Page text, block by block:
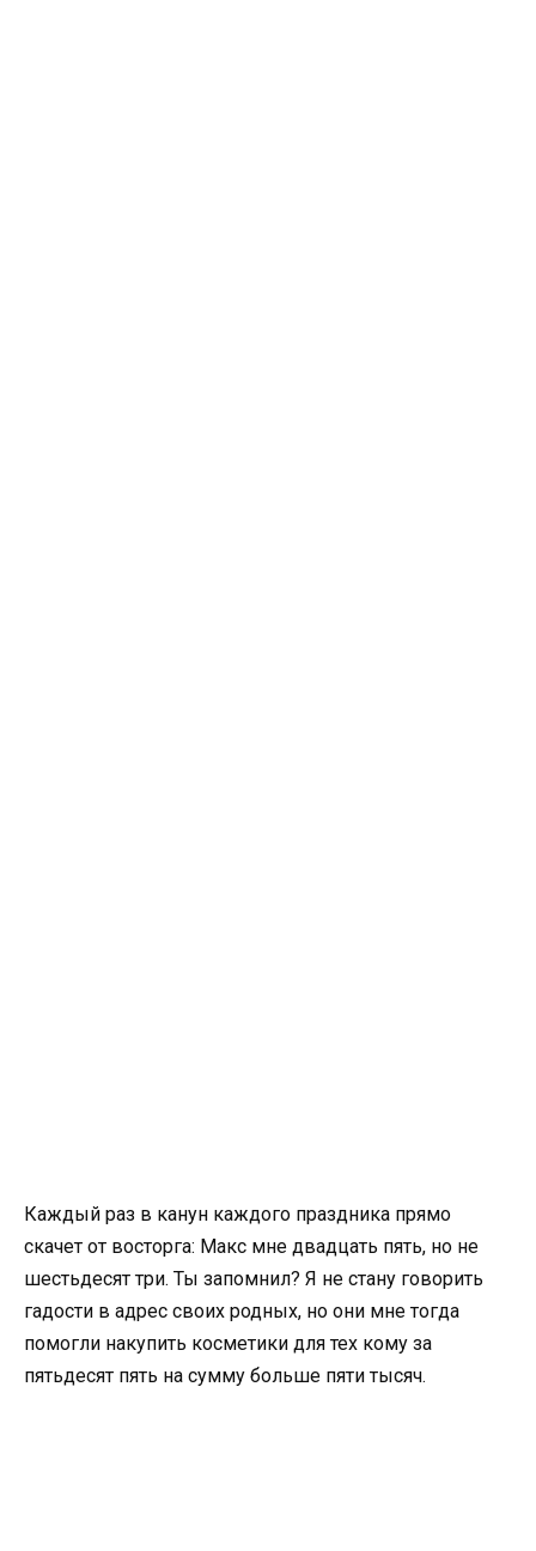
Каждый раз в канун каждого праздника прямо
скачет от восторга: Макс мне двадцать пять, но не
шестьдесят три. Ты запомнил? Я не стану говорить
гадости в адрес своих родных, но они мне тогда
помогли накупить косметики для тех кому за
пятьдесят пять на сумму больше пяти тысяч.